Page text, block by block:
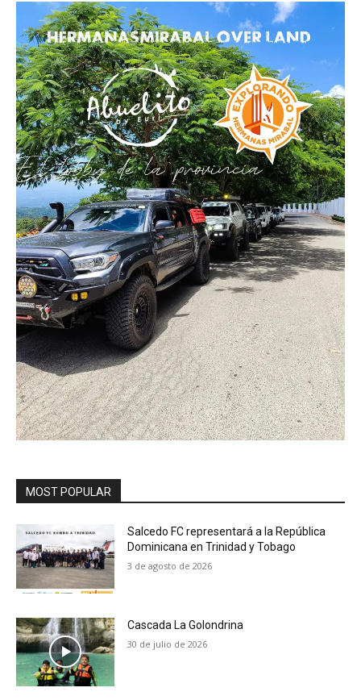
MOST POPULAR
Salcedo FC representará a la República
Dominicana en Trinidad y Tobago
3 de agosto de 2026
Cascada La Golondrina
30 de julio de 2026